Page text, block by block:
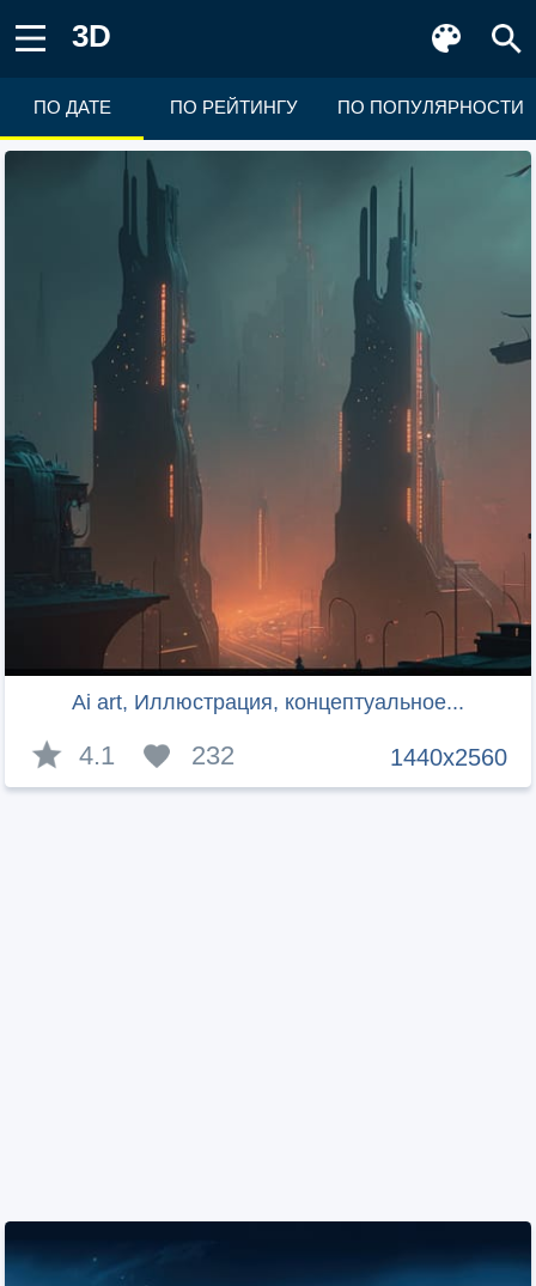
3D
ПО ДАТЕ ПО РЕЙТИНГУ ПО ПОПУЛЯРНОСТИ
Ai art, Иллюстрация, концептуальное...
1440x2560
4.1 232